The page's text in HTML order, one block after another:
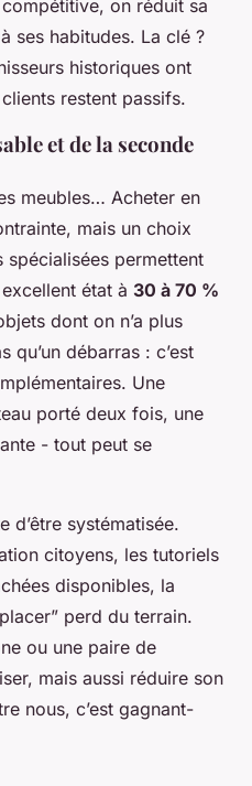
on réduit sa
ses habitudes. La clé ?
historiques ont
restent passifs.
et de la seconde
meubles… Acheter en
mais un choix
spécialisées permettent
état à 30 à 70 %
dont on n’a plus
qu’un débarras : c’est
Une
porté deux fois, une
- tout peut se
d’être systématisée.
citoyens, les tutoriels
disponibles, la
perd du terrain.
ou une paire de
mais aussi réduire son
nous, c’est gagnant-